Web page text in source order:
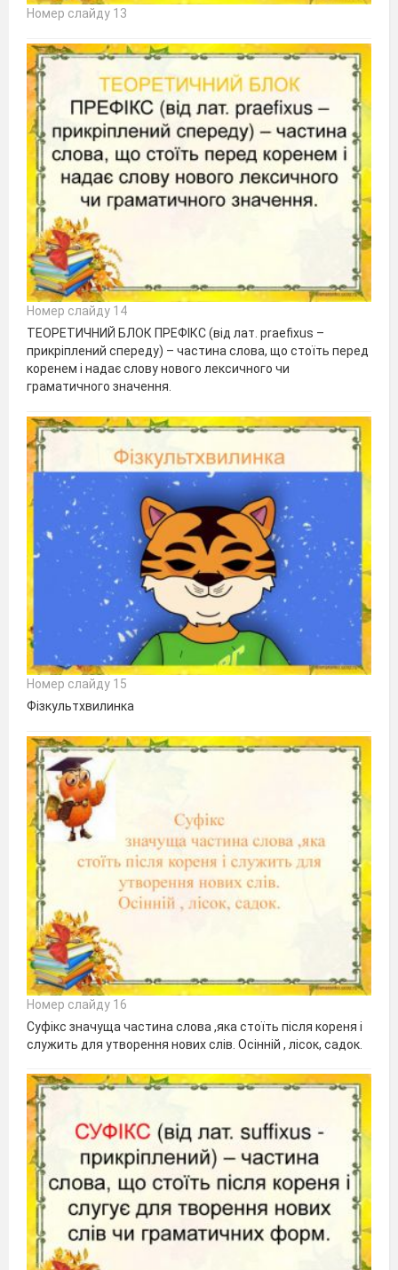
Номер слайду 13
Номер слайду 14
ТЕОРЕТИЧНИЙ БЛОК ПРЕФІКС (від лат. praefixus –
прикріплений спереду) – частина слова, що стоїть перед
коренем і надає слову нового лексичного чи
граматичного значення.
Номер слайду 15
Фізкультхвилинка
Номер слайду 16
Суфікс значуща частина слова ,яка стоїть після кореня і
служить для утворення нових слів. Осінній , лісок, садок.